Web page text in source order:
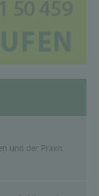
und der Praxis